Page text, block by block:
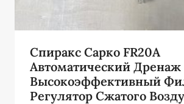
Спиракс Сарко FR20A
Автоматический Дренаж
Высокоэффективный
Регулятор Сжатого